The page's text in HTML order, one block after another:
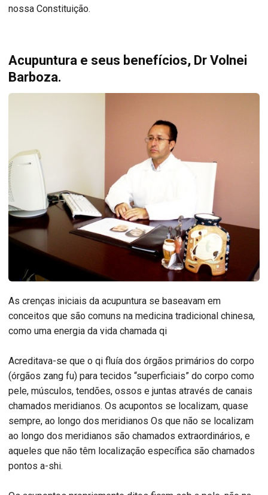
nossa Constituição.
Acupuntura e seus benefícios, Dr Volnei
Barboza.
As crenças iniciais da acupuntura se baseavam em
conceitos que são comuns na medicina tradicional chinesa,
como uma energia da vida chamada qi
Acreditava-se que o qi fluía dos órgãos primários do corpo
(órgãos zang fu) para tecidos “superficiais” do corpo como
pele, músculos, tendões, ossos e juntas através de canais
chamados meridianos. Os acupontos se localizam, quase
sempre, ao longo dos meridianos Os que não se localizam
ao longo dos meridianos são chamados extraordinários, e
aqueles que não têm localização específica são chamados
pontos a-shi.